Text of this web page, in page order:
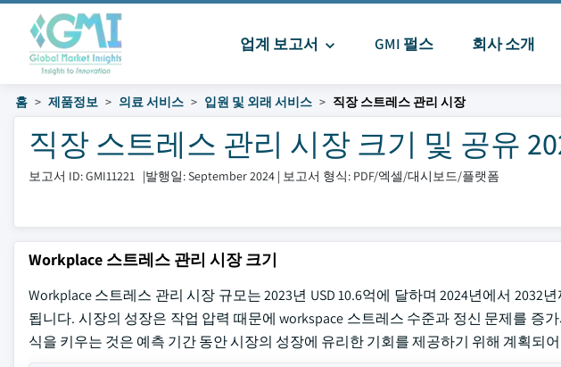
업계 보고서 GMI 펄스 회사 소개
홈 제품정보 의료 서비스 입원 및 외래 서비스 직장 스트레스 관리 시장
직장 스트레스 관리 시장 크기 및 공유
보고서 ID: GMI11221 |발행일: September 2024 | 보고서 형식: PDF/엑셀/대시보드/플랫폼
Workplace 스트레스 관리 시장 크기
Workplace 스트레스 관리 시장 규모는 2023년 USD 10.6억에 달하며 2024년에서 2032
됩니다. 시장의 성장은 작업 압력 때문에 workspace 스트레스 수준과 정신 문제를 증
식을 키우는 것은 예측 기간 동안 시장의 성장에 유리한 기회를 제공하기 위해 계획되